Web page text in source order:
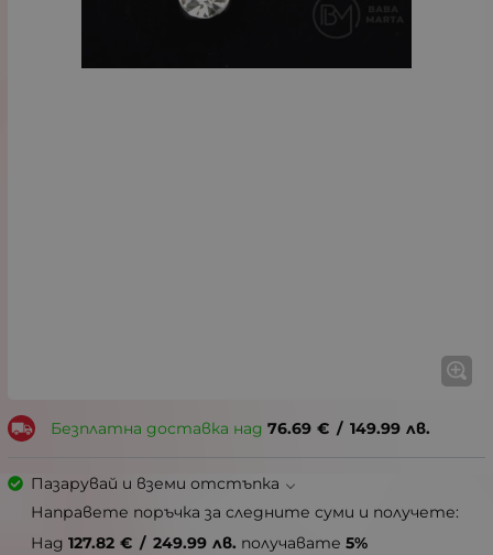
Безплатна доставка над 76.69 € / 149.99 лв.
Пазарувай и вземи отстъпка
Направете поръчка за следните суми и получете:
Над 127.82 € / 249.99 лв. получавате 5%